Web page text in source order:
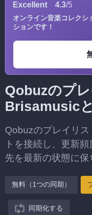
Excellent 4.3/5
オンライン音楽コレクシ
ションです！
Qobuzのプ
Brisamusic
Qobuzのプレイリ
トを接続し、更新
先を最新の状態に保
無料（1つの同期）
同期化する